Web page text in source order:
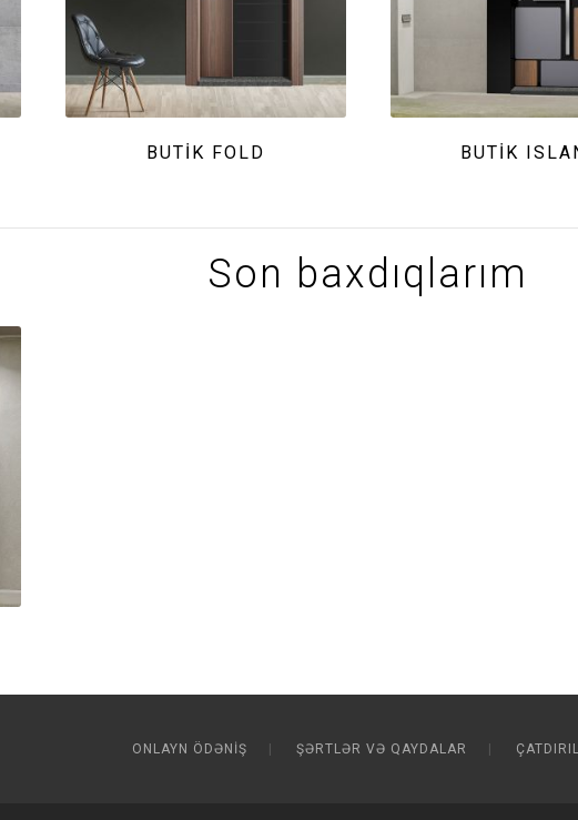
BUTIK FOLD BUTIK ISLAND
Son baxdıqlarım
ONLAYN ÖDƏNIŞ ŞƏRTLƏR VƏ QAYDALAR